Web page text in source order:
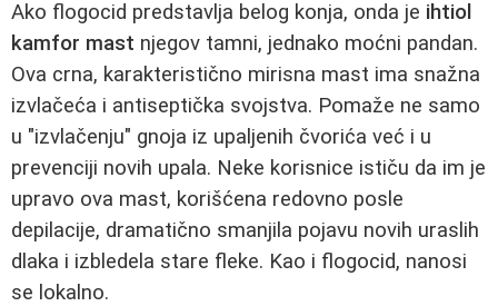
Ako flogocid predstavlja belog konja, onda je ihtiol
kamfor mast njegov tamni, jednako moćni pandan.
Ova crna, karakteristično mirisna mast ima snažna
izvlačeća i antiseptička svojstva. Pomaže ne samo
u "izvlačenju" gnoja iz upaljenih čvorića već i u
prevenciji novih upala. Neke korisnice ističu da im je
upravo ova mast, korišćena redovno posle
depilacije, dramatično smanjila pojavu novih uraslih
dlaka i izbledela stare fleke. Kao i flogocid, nanosi
se lokalno.